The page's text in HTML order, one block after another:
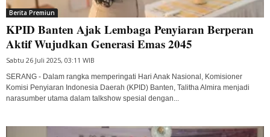
Berita Premiun
KPID Banten Ajak Lembaga Penyiaran Berperan
Aktif Wujudkan Generasi Emas 2045
Sabtu 26 Juli 2025, 03:11 WIB
SERANG - Dalam rangka memperingati Hari Anak Nasional, Komisioner
Komisi Penyiaran Indonesia Daerah (KPID) Banten, Talitha Almira menjadi
narasumber utama dalam talkshow spesial dengan...